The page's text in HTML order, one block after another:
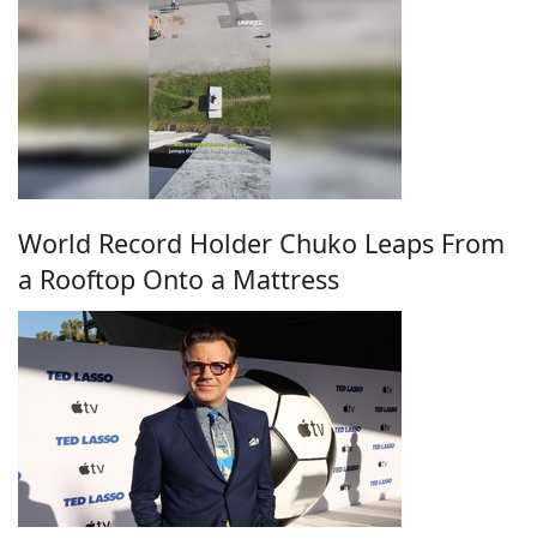
World Record Holder Chuko Leaps From
a Rooftop Onto a Mattress